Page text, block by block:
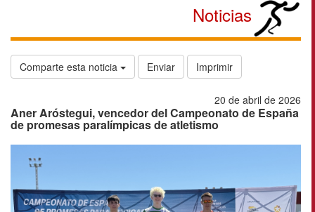
Noticias
Comparte esta noticia Enviar Imprimir
20 de abril de 2026
Aner Aróstegui, vencedor del Campeonato de España
de promesas paralímpicas de atletismo